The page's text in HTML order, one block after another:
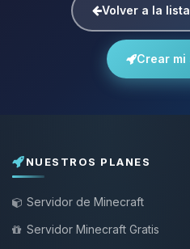
Volver a la
Crear mi
NUESTROS PLANES
Servidor de Minecraft
Servidor Minecraft Gratis